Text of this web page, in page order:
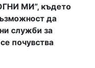
МИ”, където
да
служби за
почувства